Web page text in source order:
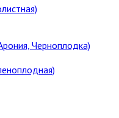
Черноплодка)